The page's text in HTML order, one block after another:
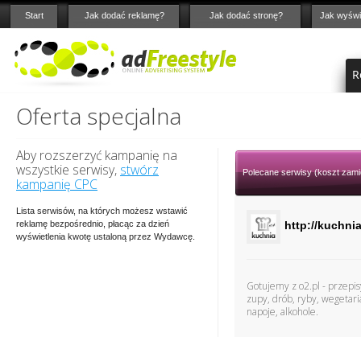
Start Jak dodać reklamę? Jak dodać stronę? Jak
Oferta specjalna
Aby rozszerzyć kampanię na
wszystkie serwisy, stwórz
kampanię CPC
Lista serwisów, na których możesz wstawić
reklamę bezpośrednio, płacąc za dzień
wyświetlenia kwotę ustaloną przez Wydawcę.
Polecane serwisy (koszt
http://
Gotujemy z o2.pl -
zupy, drób, ryby,
napoje, alkohole.